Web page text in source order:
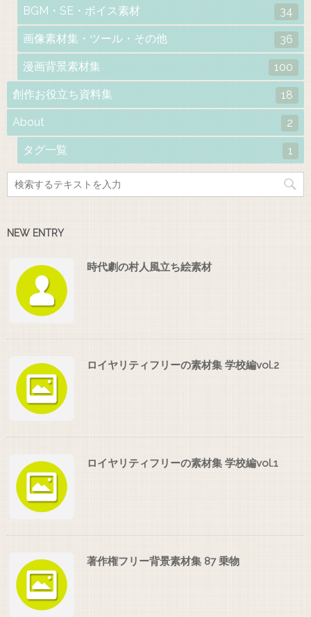
BGM・SE・ボイス素材 34
画像素材集・ツール・その他 36
漫画背景素材集 100
創作お役立ち資料集 18
About 2
タグ一覧 1
NEW ENTRY
時代劇の村人風立ち絵素材
ロイヤリティフリーの素材集 学校編vol.2
ロイヤリティフリーの素材集 学校編vol.1
著作権フリー背景素材集 87 乗物